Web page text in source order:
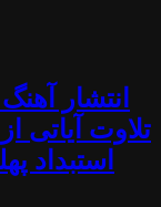
انتشار
استبداد